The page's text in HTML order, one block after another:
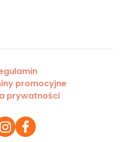
promocyjne
prywatności